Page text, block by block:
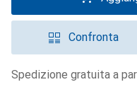
Confronta
Spedizione gratuita a